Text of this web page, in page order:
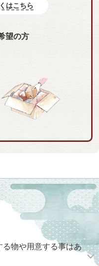
はこちら
望の方
物や用意する事はあ